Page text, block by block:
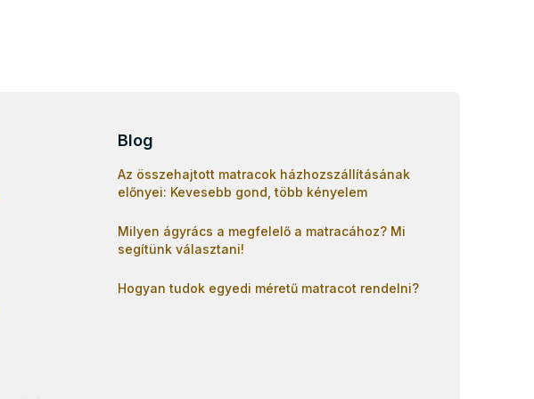
Blog
Az összehajtott matracok házhozszállításának
előnyei: Kevesebb gond, több kényelem
Milyen ágyrács a megfelelő a matracához? Mi
segítünk választani!
Hogyan tudok egyedi méretű matracot rendelni?